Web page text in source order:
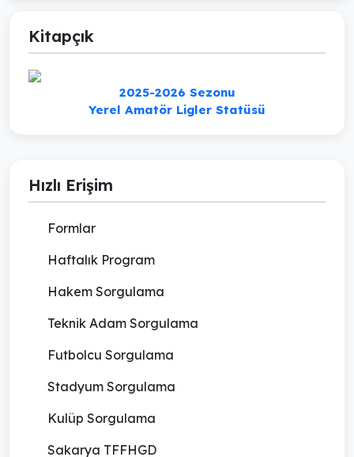
Kitapçık
2025-2026 Sezonu
Yerel Amatör Ligler Statüsü
Hızlı Erişim
Formlar
Haftalık Program
Hakem Sorgulama
Teknik Adam Sorgulama
Futbolcu Sorgulama
Stadyum Sorgulama
Kulüp Sorgulama
Sakarya TFFHGD